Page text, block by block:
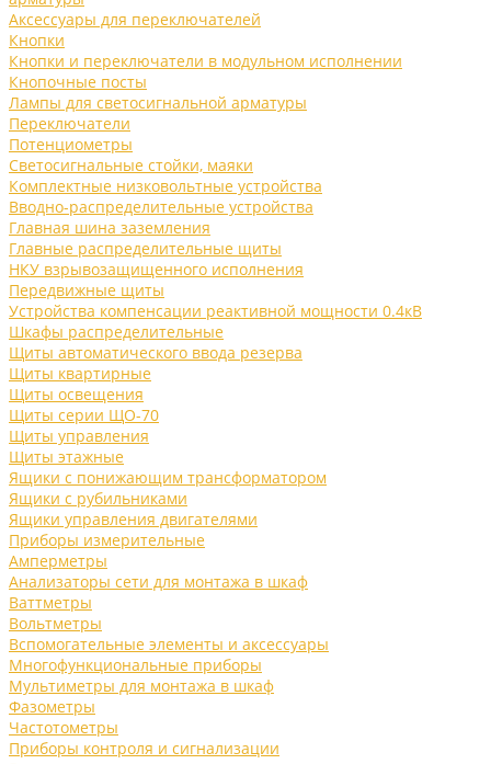
Аксессуары для переключателей
Кнопки
Кнопки и переключатели в модульном исполнении
Кнопочные посты
Лампы для светосигнальной арматуры
Переключатели
Потенциометры
Светосигнальные стойки, маяки
Комплектные низковольтные устройства
Вводно-распределительные устройства
Главная шина заземления
Главные распределительные щиты
НКУ взрывозащищенного исполнения
Передвижные щиты
Устройства компенсации реактивной мощности 0.4кВ
Шкафы распределительные
Щиты автоматического ввода резерва
Щиты квартирные
Щиты освещения
Щиты серии ЩО-70
Щиты управления
Щиты этажные
Ящики с понижающим трансформатором
Ящики с рубильниками
Ящики управления двигателями
Приборы измерительные
Амперметры
Анализаторы сети для монтажа в шкаф
Ваттметры
Вольтметры
Вспомогательные элементы и аксессуары
Многофункциональные приборы
Мультиметры для монтажа в шкаф
Фазометры
Частотометры
Приборы контроля и сигнализации